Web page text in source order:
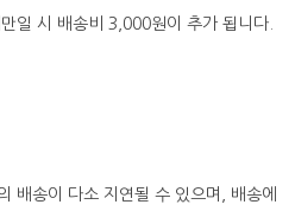
일 시 배송비 3,000원이 추가 됩니다.
배송이 다소 지연될 수 있으며, 배송에